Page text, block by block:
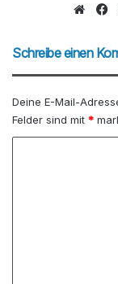
We
eit
Schreibe einen
Deine E-Mail-
Felder sind mit *